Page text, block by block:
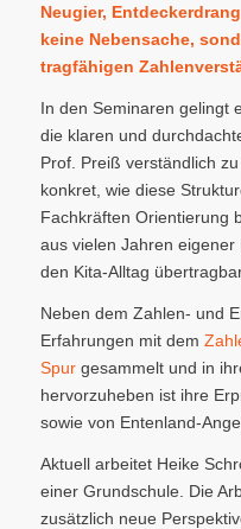
Neugier,
keine Nebensache,
tragfähigen
In den Seminaren gelingt
die klaren und
Prof. Preiß verständlich
konkret, wie diese
Fachkräften Orientierung
aus vielen Jahren
den Kita-Alltag
Neben dem Zahlen- und
Erfahrungen mit dem
Spurgesammelt und in
hervorzuheben ist ihre
sowie von Entenland-
Aktuell arbeitet Heike
einer Grundschule. Die
zusätzlich neue